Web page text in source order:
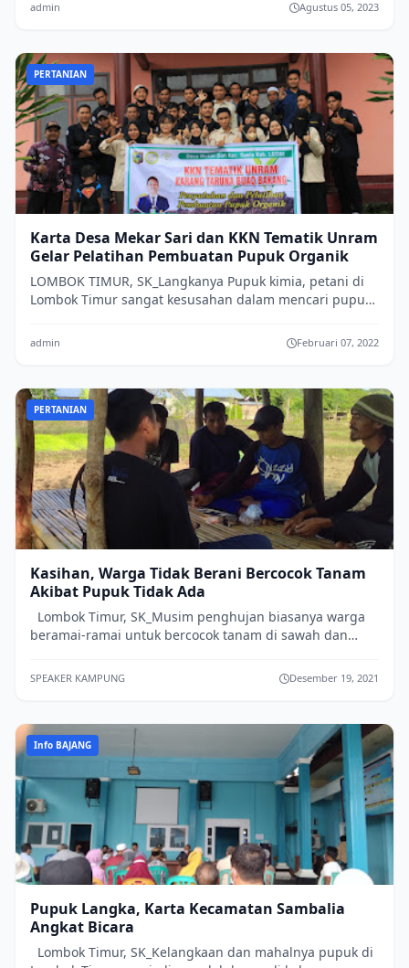
admin Agustus 05, 2023
PERTANIAN
Karta Desa Mekar Sari dan KKN Tematik Unram
Gelar Pelatihan Pembuatan Pupuk Organik
LOMBOK TIMUR, SK_Langkanya Pupuk kimia, petani di
Lombok Timur sangat kesusahan dalam mencari pupuk
admin Februari 07, 2022
PERTANIAN
Kasihan, Warga Tidak Berani Bercocok Tanam
Akibat Pupuk Tidak Ada
Lombok Timur, SK_Musim penghujan biasanya warga
beramai-ramai untuk bercocok tanam di sawah dan
SPEAKER KAMPUNG Desember 19, 2021
Info BAJANG
Pupuk Langka, Karta Kecamatan Sambalia
Angkat Bicara
Lombok Timur, SK_Kelangkaan dan mahalnya pupuk di